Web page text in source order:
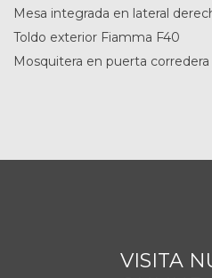
Mesa integrada en lateral
Toldo exterior Fiamma F40
Mosquitera en puerta corredera
VISITA